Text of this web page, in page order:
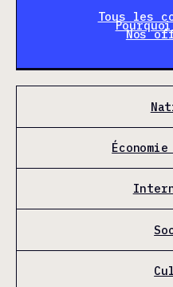
Tous les
Nos